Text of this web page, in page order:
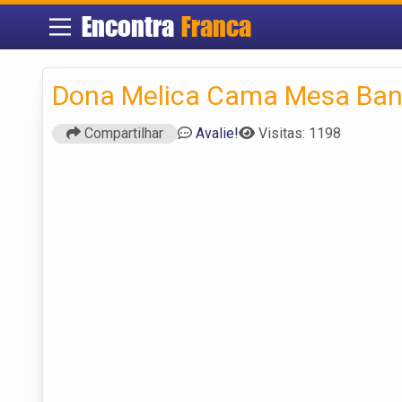
Encontra Franca
Dona Melica Cama Mesa
Compartilhar Avalie! Visitas: 1198